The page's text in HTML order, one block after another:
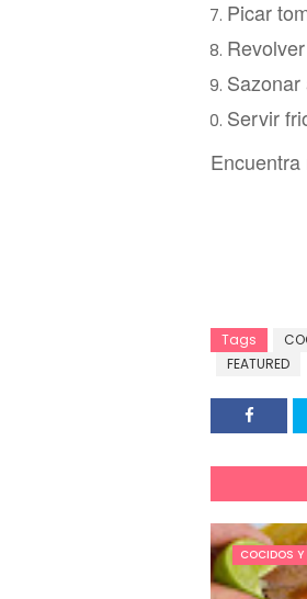
Picar
Sazonar
Servir
Encuentra
Tags
FEATURED
COCIDOS Y